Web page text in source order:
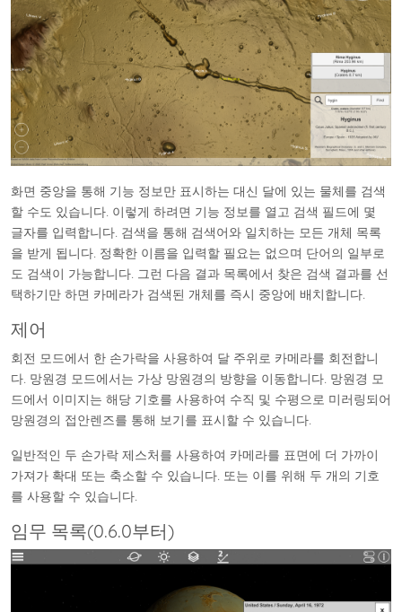
화면 중앙을 통해 기능 정보만 표시하는 대신 달에 있는 물체를 검색
할 수도 있습니다. 이렇게 하려면 기능 정보를 열고 검색 필드에 몇
글자를 입력합니다. 검색을 통해 검색어와 일치하는 모든 개체 목록
을 받게 됩니다. 정확한 이름을 입력할 필요는 없으며 단어의 일부로
도 검색이 가능합니다. 그런 다음 결과 목록에서 찾은 검색 결과를 선
택하기만 하면 카메라가 검색된 개체를 즉시 중앙에 배치합니다.
제어
회전 모드에서 한 손가락을 사용하여 달 주위로 카메라를 회전합니
다. 망원경 모드에서는 가상 망원경의 방향을 이동합니다. 망원경 모
드에서 이미지는 해당 기호를 사용하여 수직 및 수평으로 미러링되어
망원경의 접안렌즈를 통해 보기를 표시할 수 있습니다.
일반적인 두 손가락 제스처를 사용하여 카메라를 표면에 더 가까이
가져가 확대 또는 축소할 수 있습니다. 또는 이를 위해 두 개의 기호
를 사용할 수 있습니다.
임무 목록(0.6.0부터)